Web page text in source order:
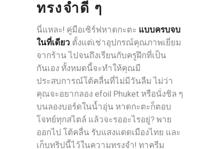
ทรงจำดี ๆ
นี่แหละ! คู่มือเซิร์ฟหาดกะตะ แบบครบจบ
ในที่เดียว ตั้งแต่เช่าอุปกรณ์คุณภาพเยี่ยม
จากร้าน ไปจนถึงเรียนกับครูฝึกที่เป็น
กันเอง ทั้งหมดนี้จะทำให้คุณมี
ประสบการณ์โต้คลื่นที่ไม่มีวันลืม ไม่ว่า
คุณจะอยากลอง efoil Phuket หรือนั่งชิล ๆ
บนลองบอร์ดในน้ำอุ่น หาดกะตะก็ตอบ
โจทย์ทุกสไตล์ แล้วจะรออะไรอยู่? พาย
ออกไป โต้คลื่น รับแสงแดดเมืองไทย และ
เก็บทริปนี้ไว้ในความทรงจำ! ทาครีม